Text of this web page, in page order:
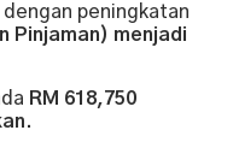
peningkatan
Pinjaman) menjadi
RM 618,750